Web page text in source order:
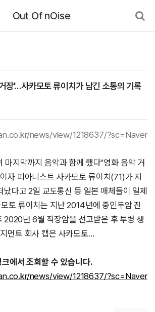
Out Of nOise
장'…사카모토 류이치가 남긴 소통의 기록
news/view/1218637/?sc=Naver
마지막까지 음악과 함께 했다"영화 음악 거
자 피아니스트 사카모토 류이치(71)가 지
다고 2일 교도통신 등 일본 매체들이 일제
토 류이치는 지난 2014년에 중인두암 진
2020년 6월 직장암을 선고받은 후 투병 생
먼트 회사 캡은 사카모토…
에서 조회할 수 있습니다.
news/view/1218637/?sc=Naver